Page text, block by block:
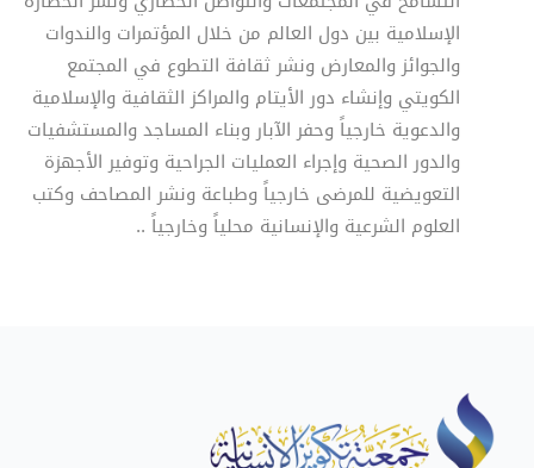
الإسلامية بين دول العالم من خلال المؤتمرات والندوات
والجوائز والمعارض ونشر ثقافة التطوع في المجتمع
الكويتي وإنشاء دور الأيتام والمراكز الثقافية والإسلامية
والدعوية خارجياً وحفر الآبار وبناء المساجد والمستشفيات
والدور الصحية وإجراء العمليات الجراحية وتوفير الأجهزة
التعويضية للمرضى خارجياً وطباعة ونشر المصاحف وكتب
العلوم الشرعية والإنسانية محلياً وخارجياً ..